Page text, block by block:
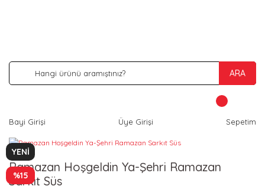
ARA
Bayi Girişi Üye Girişi Sepetim
YENİ
%15
Ramazan Hoşgeldin Ya-Şehri Ramazan
Sarkıt Süs